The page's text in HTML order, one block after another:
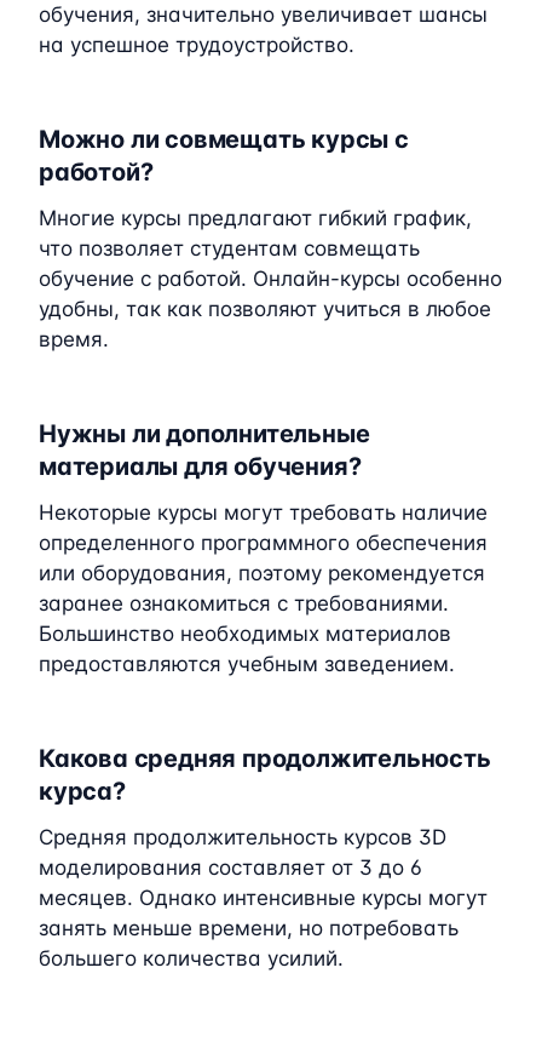
обучения, значительно увеличивает шансы
на успешное трудоустройство.
Можно ли совмещать курсы с
работой?
Многие курсы предлагают гибкий график,
что позволяет студентам совмещать
обучение с работой. Онлайн-курсы особенно
удобны, так как позволяют учиться в любое
время.
Нужны ли дополнительные
материалы для обучения?
Некоторые курсы могут требовать наличие
определенного программного обеспечения
или оборудования, поэтому рекомендуется
заранее ознакомиться с требованиями.
Большинство необходимых материалов
предоставляются учебным заведением.
Какова средняя продолжительность
курса?
Средняя продолжительность курсов 3D
моделирования составляет от 3 до 6
месяцев. Однако интенсивные курсы могут
занять меньше времени, но потребовать
большего количества усилий.